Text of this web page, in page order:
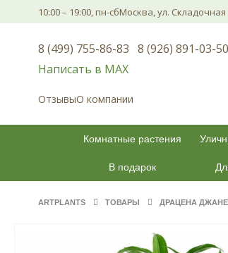
10:00 – 19:00, пн-сбМосква, ул.
8 (499) 755-86-83 8 (926) 891-03-50
Написать в МАХ
ОтзывыО компании
Комнатные растения
В подарок
ARTPLANTS ТОВАРЫ ДРАЦЕНА